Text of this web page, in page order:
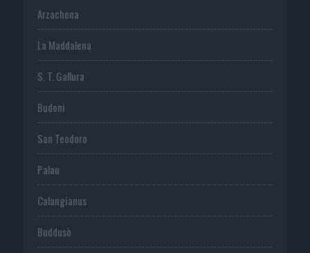
Arzachena
La Maddalena
S. T. Gallura
Budoni
San Teodoro
Palau
Calangianus
Buddusò